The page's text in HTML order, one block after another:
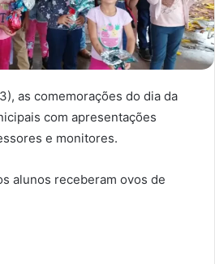
as comemorações do dia da
com apresentações
e monitores.
alunos receberam ovos de